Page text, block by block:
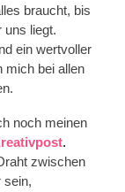
braucht, bis
uns liegt.
ein wertvoller
mich bei allen
noch meinen
.
zwischen
sein,